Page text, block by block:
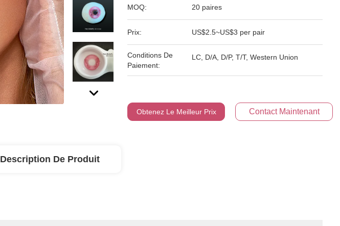
MOQ: 20 paires
Prix: US$2.5~US$3 per pair
Conditions De
Paiement:
LC, D/A, D/P, T/T, Western Union
Obtenez Le Meilleur Prix Contact Maintenant
Description De Produit